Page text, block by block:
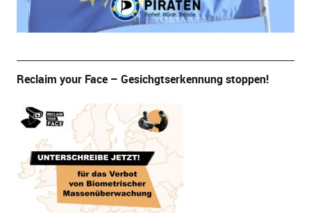
Reclaim your Face – Gesichgtserkennung stoppen!